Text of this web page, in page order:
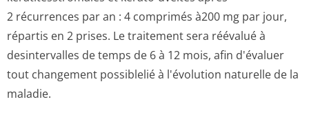
2 récurrences par an : 4 comprimés à200 mg par jour,
répartis en 2 prises. Le traitement sera réévalué à
desintervalles de temps de 6 à 12 mois, afin d'évaluer
tout changement possiblelié à l'évolution naturelle de la
maladie.